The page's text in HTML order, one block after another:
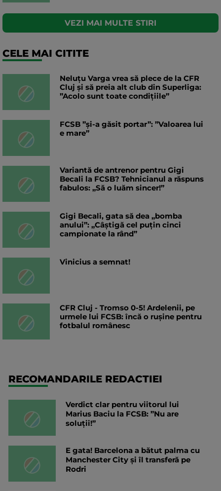
VEZI MAI MULTE STIRI
CELE MAI CITITE
Neluțu Varga vrea să plece de la CFR
Cluj și să preia alt club din Superliga:
”Acolo sunt toate condițiile”
FCSB ”și-a găsit portar”: ”Valoarea lui
e mare”
Variantă de antrenor pentru Gigi
Becali la FCSB? Tehnicianul a răspuns
fabulos: „Să o luăm sincer!”
Gigi Becali, gata să dea „bomba
anului”: „Câștigă cel puțin cinci
campionate la rând”
Vinicius a semnat!
CFR Cluj - Tromso 0-5! Ardelenii, pe
urmele lui FCSB: încă o rușine pentru
fotbalul românesc
RECOMANDARILE REDACTIEI
Verdict clar pentru viitorul lui
Marius Baciu la FCSB: ”Nu are
soluții!”
E gata! Barcelona a bătut palma cu
Manchester City și îl transferă pe
Rodri